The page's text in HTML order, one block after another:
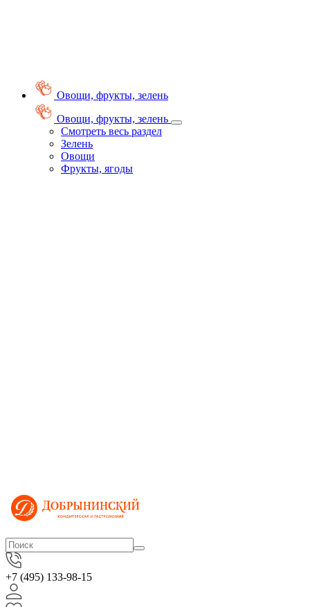
Овощи, фрукты, зелень
Овощи, фрукты, зелень
Смотреть весь раздел
Зелень
Овощи
Фрукты, ягоды
+7 (495) 133-98-15